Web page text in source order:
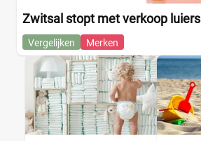
Zwitsal stopt met verkoop luiers
Vergelijken Merken